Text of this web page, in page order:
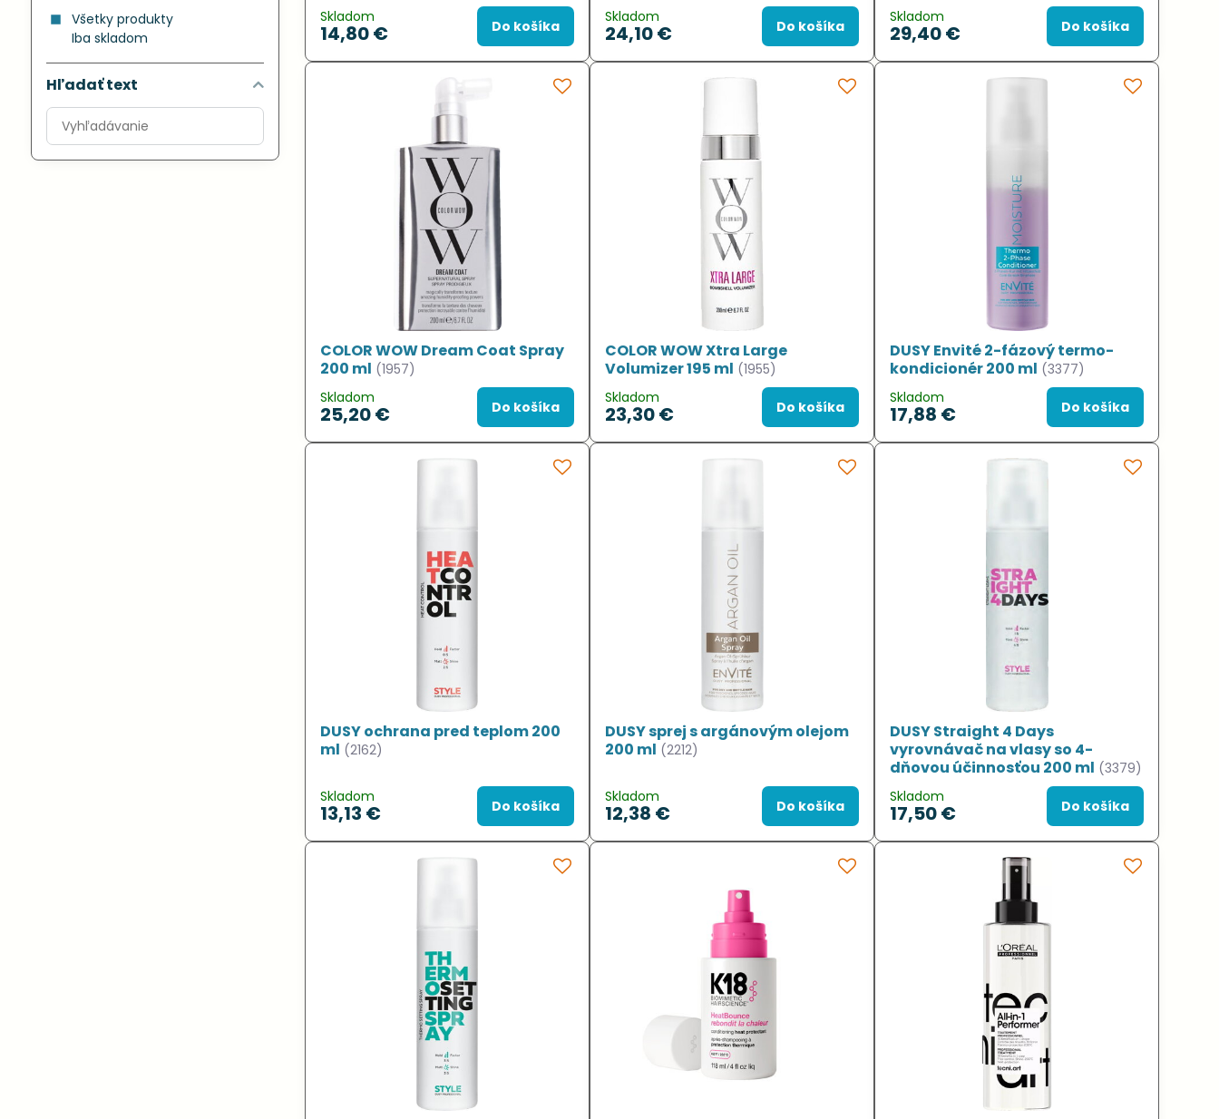
Skladom
14,80 € Do košíka
Skladom
24,10 € Do košíka
Skladom
29,40 € Do košíka
COLOR WOW Dream Coat Spray
200 ml (1957)
Skladom
25,20 € Do košíka
COLOR WOW Xtra Large
Volumizer 195 ml (1955)
Skladom
23,30 € Do košíka
DUSY Envité 2-fázový termo-
kondicionér 200 ml (3377)
Skladom
17,88 € Do košíka
DUSY ochrana pred teplom 200
ml (2162)
Skladom
13,13 € Do košíka
DUSY sprej s argánovým olejom
200 ml (2212)
Skladom
12,38 € Do košíka
DUSY Straight 4 Days
vyrovnávač na vlasy so 4-
dňovou účinnosťou 200 ml (3379)
Skladom
17,50 € Do košíka
Všetky produkty
Iba skladom
Hľadať text
Prehľadať
výsledky
filtra